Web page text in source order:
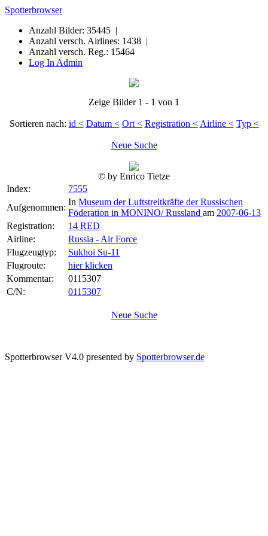
Spotterbrowser
Anzahl Bilder: 35445 |
Anzahl versch. Airlines: 1438 |
Anzahl versch. Reg.: 15464
Log In Admin
Zeige Bilder 1 - 1 von 1
Sortieren nach: id < Datum < Ort < Registration < Airline < Typ <
Neue Suche
© by Enrico Tietze
Index:
7555
Aufgenommen:
In Museum der Luftstreitkräfte der Russischen
Föderation in MONINO/ Russland am 2007-06-13
Registration:
14 RED
Airline:
Russia - Air Force
Flugzeugtyp:
Sukhoi Su-11
Flugroute:
hier klicken
Kommentar:
0115307
C/N:
0115307
Neue Suche
Spotterbrowser V4.0 presented by Spotterbrowser.de